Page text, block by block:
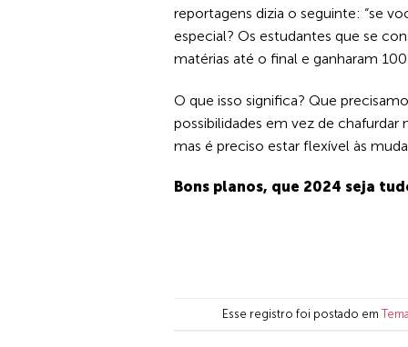
reportagens dizia o seguinte: “se
especial? Os estudantes que se
matérias até o final e ganharam
O que isso significa? Que
possibilidades em vez de chafurdar
mas é preciso estar flexível às
Bons planos, que 2024 seja
Esse registro foi postado em